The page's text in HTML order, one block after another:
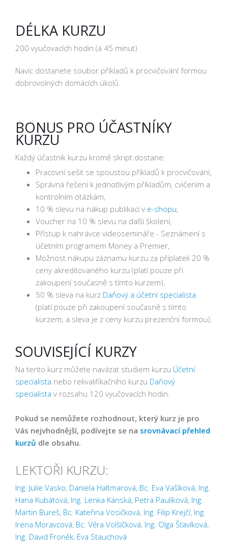
DÉLKA KURZU
200 vyučovacích hodin (á 45 minut)
Navíc dostanete soubor příkladů k procvičování formou
dobrovolných domácích úkolů.
BONUS PRO ÚČASTNÍKY
KURZU
Každý účastník kurzu kromě skript dostane:
Pracovní sešit se spoustou příkladů k procvičování,
Správná řešení k jednotlivým příkladům, cvičením a
kontrolním otázkám,
10 % slevu na nákup publikací v e-shopu,
Voucher na 10 % slevu na další školení,
Přístup k nahrávce videosemináře - Seznámení s
účetním programem Money a Premier,
Možnost nákupu záznamu kurzu za příplatek 20 %
ceny akreditovaného kurzu (platí pouze při
zakoupení současně s tímto kurzem),
50 % sleva na kurz Daňový a účetní specialista
(platí pouze při zakoupení současně s tímto
kurzem; a sleva je z ceny kurzu prezenční formou).
SOUVISEJÍCÍ KURZY
Na tento kurz můžete navázat studiem kurzu Účetní
specialista nebo rekvalifikačního kurzu Daňový
specialista v rozsahu 120 vyučovacích hodin.
Pokud se nemůžete rozhodnout, který kurz je pro
Vás nejvhodnější, podívejte se na srovnávací přehled
kurzů dle obsahu.
LEKTOŘI KURZU:
Ing. Julie Vasko, Daniela Haltmarová, Bc. Eva Vašíková, Ing.
Hana Kubátová, Ing. Lenka Kánská, Petra Paulíková, Ing.
Martin Bureš, Bc. Kateřina Vosičková, Ing. Filip Krejčí, Ing.
Irena Moravcová, Bc. Věra Volšíčková, Ing. Olga Šťavíková,
Ing. David Froněk, Eva Stauchová